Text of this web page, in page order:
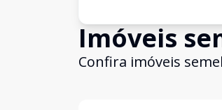
Imóveis
Confira imóveis